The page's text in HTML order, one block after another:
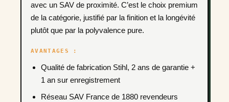
avec un SAV de proximité. C’est le choix premium
de la catégorie, justifié par la finition et la longévité
plutôt que par la polyvalence pure.
AVANTAGES :
Qualité de fabrication Stihl, 2 ans de garantie +
1 an sur enregistrement
Réseau SAV France de 1880 revendeurs